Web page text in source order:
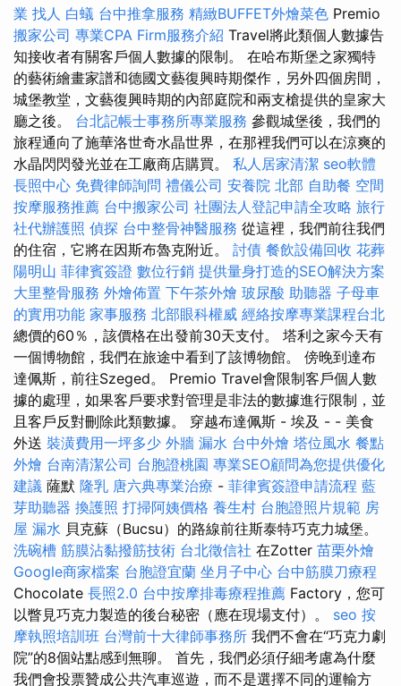
業 找人 白蟻 台中推拿服務 精緻BUFFET外燴菜色 Premio
搬家公司 專業CPA Firm服務介紹 Travel將此類個人數據告
知接收者有關客戶個人數據的限制。 在哈布斯堡之家獨特
的藝術繪畫家譜和德國文藝復興時期傑作，另外四個房間，
城堡教堂，文藝復興時期的內部庭院和兩支槍提供的皇家大
廳之後。 台北記帳士事務所專業服務 參觀城堡後，我們的
旅程通向了施華洛世奇水晶世界，在那裡我們可以在涼爽的
水晶閃閃發光並在工廠商店購買。 私人居家清潔 seo軟體
長照中心 免費律師詢問 禮儀公司 安養院 北部 自助餐 空間
按摩服務推薦 台中搬家公司 社團法人登記申請全攻略 旅行
社代辦護照 偵探 台中整骨神醫服務 從這裡，我們前往我們
的住宿，它將在因斯布魯克附近。 討債 餐飲設備回收 花葬
陽明山 菲律賓簽證 數位行銷 提供量身打造的SEO解決方案
大里整骨服務 外燴佈置 下午茶外燴 玻尿酸 助聽器 子母車
的實用功能 家事服務 北部眼科權威 經絡按摩專業課程台北
總價的60％，該價格在出發前30天支付。 塔利之家今天有
一個博物館，我們在旅途中看到了該博物館。 傍晚到達布
達佩斯，前往Szeged。 Premio Travel會限制客戶個人數
據的處理，如果客戶要求對管理是非法的數據進行限制，並
且客戶反對刪除此類數據。 穿越布達佩斯 - 埃及 - - 美食
外送 裝潢費用一坪多少 外牆 漏水 台中外燴 塔位風水 餐點
外燴 台南清潔公司 台胞證桃園 專業SEO顧問為您提供優化
建議 薩默 隆乳 唐六典專業治療 - 菲律賓簽證申請流程 藍
芽助聽器 換護照 打掃阿姨價格 養生村 台胞證照片規範 房
屋 漏水 貝克蘇（Bucsu）的路線前往斯泰特巧克力城堡。
洗碗槽 筋膜沾黏撥筋技術 台北徵信社 在Zotter 苗栗外燴
Google商家檔案 台胞證宜蘭 坐月子中心 台中筋膜刀療程
Chocolate 長照2.0 台中按摩排毒療程推薦 Factory，您可
以瞥見巧克力製造的後台秘密（應在現場支付）。 seo 按
摩執照培訓班 台灣前十大律師事務所 我們不會在“巧克力劇
院”的8個站點感到無聊。 首先，我們必須仔細考慮為什麼
我們會投票贊成公共汽車巡遊，而不是選擇不同的運輸方